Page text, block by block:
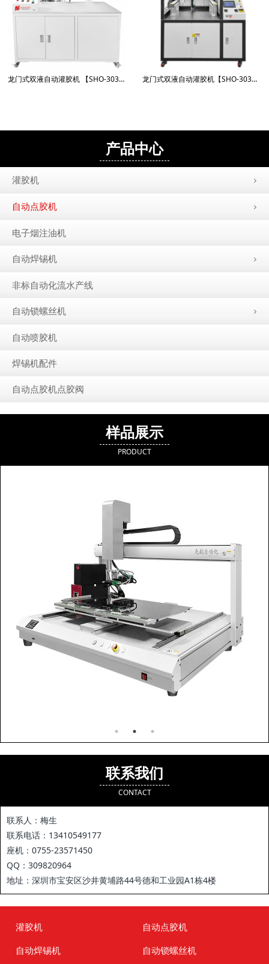
龙门式双液自动灌胶机 【SHO-3030X-951GJ-Q】 龙门式双液自动灌胶机【SHO-3030LL-5661GJQ】
产品中心
灌胶机
自动点胶机
电子烟注油机
自动焊锡机
非标自动化流水产线
自动锁螺丝机
自动喷胶机
焊锡机配件
自动点胶机点胶阀
样品展示
PRODUCT
联系我们
CONTACT
联系人：梅生
联系电话：13410549177
座机：0755-23571450
QQ：309820964
地址：深圳市宝安区沙井黄埔路44号德和工业园A1栋4楼
灌胶机
自动点胶机
自动焊锡机
自动锁螺丝机